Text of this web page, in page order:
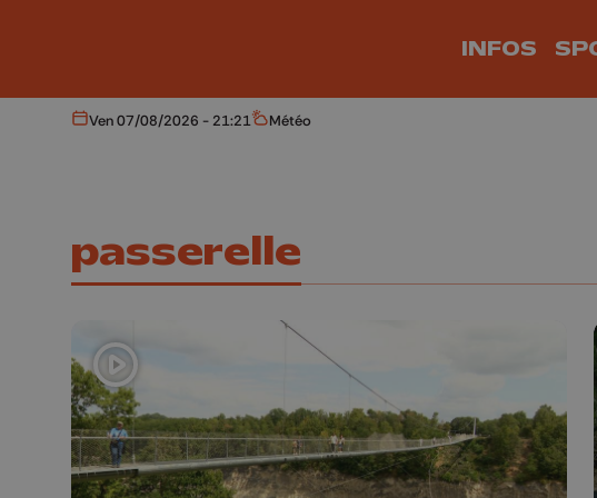
INFOS
Aujourd'hui
Ven 07/08/2026 - 21:21 Météo
Météo
passerelle